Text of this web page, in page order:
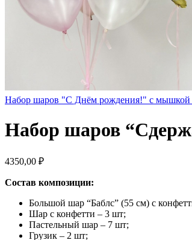
Набор шаров "С Днём рождения!" с мышкой
Набор шаров
4350,00 ₽
Состав композиции:
Большой шар “Баблс” (55 см) с
Шар с конфетти – 3 шт;
Пастельный шар – 7 шт;
Грузик – 2 шт;